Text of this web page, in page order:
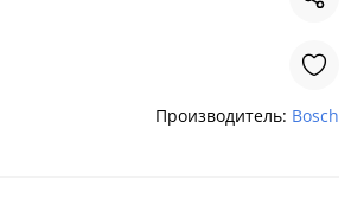
Производитель: Bosch